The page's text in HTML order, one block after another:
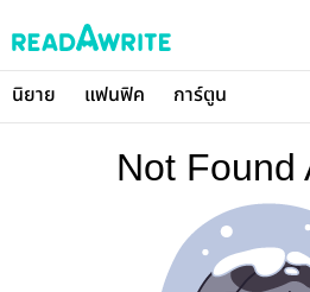
นิยาย แฟนฟิค การ์ตูน
Not Found